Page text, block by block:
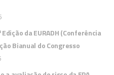
da EURADH (Conferência
Bianual do Congresso